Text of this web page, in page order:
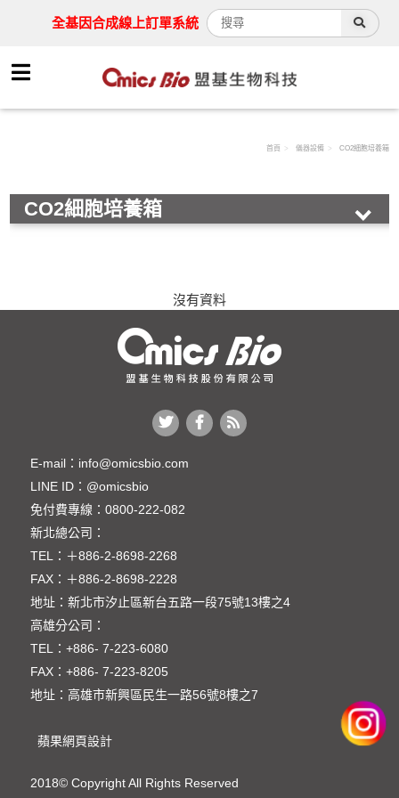
全基因合成線上訂單系統
首頁 儀器設備 CO2細胞培養箱
CO2細胞培養箱
動物實驗用器械
快速細胞計數儀
蛋白質分析系統
核酸電泳系統
振盪器/ 試管混合器
超低溫冷凍櫃
CO2細胞培養箱
沒有資料
E-mail： info@omicsbio.com
LINE ID： @omicsbio
免付費專線： 0800-222-082
新北總公司：
TEL： ＋886-2-8698-2268
FAX： ＋886-2-8698-2228
地址： 新北市汐止區新台五路一段75號13樓之4
高雄分公司：
TEL： +886- 7-223-6080
FAX： +886- 7-223-8205
地址：高雄市新興區民生一路56號8樓之7
蘋果網頁設計
2018© Copyright All Rights Reserved